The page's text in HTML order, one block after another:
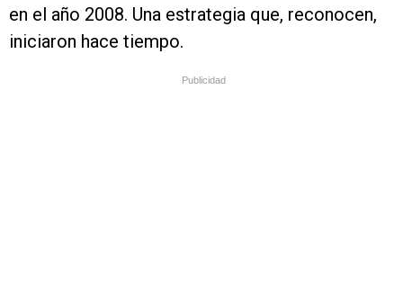
en el año 2008. Una estrategia que, reconocen,
iniciaron hace tiempo.
Publicidad